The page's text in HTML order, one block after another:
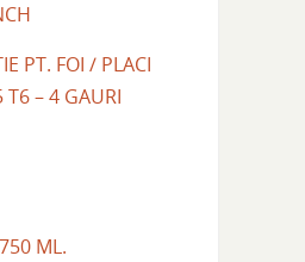
PT. FOI / PLACI
T6 – 4 GAURI
ML.